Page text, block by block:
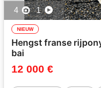
4 1
NIEUW
Hengst franse
bai
12 000 €